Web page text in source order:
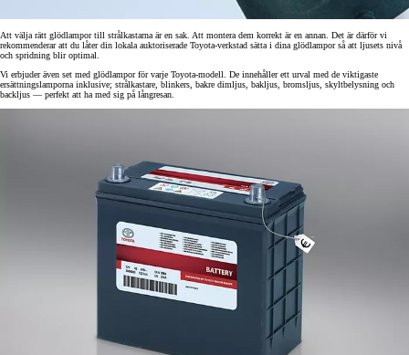
Att välja rätt glödlampor till strålkastarna är en sak. Att montera dem korrekt är en annan. Det är därför vi
rekommenderar att du låter din lokala auktoriserade Toyota-verkstad sätta i dina glödlampor så att ljusets nivå
och spridning blir optimal.
Vi erbjuder även set med glödlampor för varje Toyota-modell. De innehåller ett urval med de viktigaste
ersättningslamporna inklusive; strålkastare, blinkers, bakre dimljus, bakljus, bromsljus, skyltbelysning och
backljus — perfekt att ha med sig på långresan.